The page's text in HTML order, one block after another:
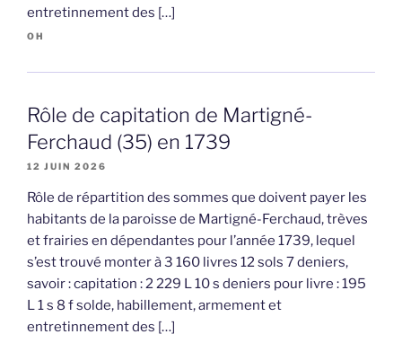
entretinnement des […]
OH
Rôle de capitation de Martigné-
Ferchaud (35) en 1739
12 JUIN 2026
Rôle de répartition des sommes que doivent payer les
habitants de la paroisse de Martigné-Ferchaud, trèves
et frairies en dépendantes pour l’année 1739, lequel
s’est trouvé monter à 3 160 livres 12 sols 7 deniers,
savoir : capitation : 2 229 L 10 s deniers pour livre : 195
L 1 s 8 f solde, habillement, armement et
entretinnement des […]